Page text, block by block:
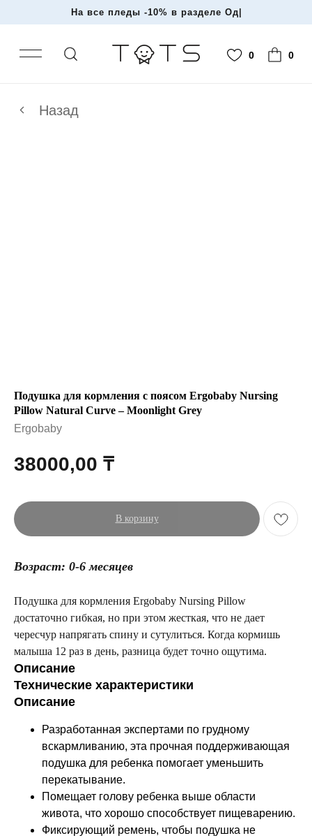
На все пледы -10% в разделе Одежд
Подушка для кормления c поясом Ergobaby Nursing
Pillow Natural Curve – Moonlight Grey
Ergobaby
38000,00 ₸
В корзину
Возраст: 0-6 месяцев
Подушка для кормления Ergobaby Nursing Pillow
достаточно гибкая, но при этом жесткая, что не дает
чересчур напрягать спину и сутулиться. Когда кормишь
малыша 12 раз в день, разница будет точно ощутима.
Описание
Технические характеристики
Описание
Разработанная экспертами по грудному
вскармливанию, эта прочная поддерживающая
подушка для ребенка помогает уменьшить
перекатывание.
Помещает голову ребенка выше области
живота, что хорошо способствует пищеварению.
Фиксирующий ремень, чтобы подушка не